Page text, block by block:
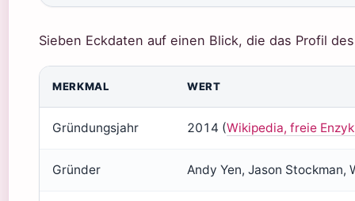
Sieben Eckdaten auf einen Blick, die das Profil
MERKMAL WERT
Gründungsjahr 2014 (Wikipedia, freie
Gründer Andy Yen, Jason Stockman,